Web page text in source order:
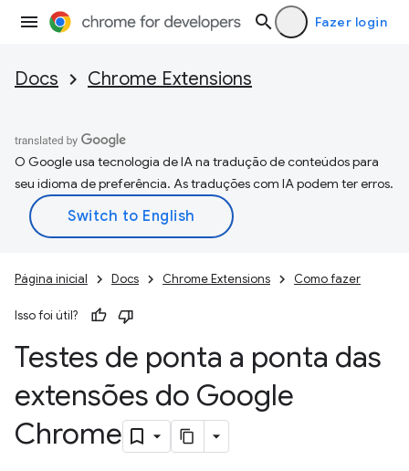
Fazer login
Docs Chrome Extensions
O Google usa tecnologia de IA na tradução de conteúdos para
seu idioma de preferência. As traduções com IA podem ter erros.
Página inicial Docs Chrome Extensions Como fazer
Isso foi útil?
Testes de ponta a ponta das
extensões do Google
Chrome